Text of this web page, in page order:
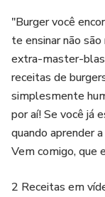
"Burger você
te ensinar não
extra-master-
receitas de
simplesmente
por aí! Se você já
quando aprender
Vem comigo, que
2 Receitas em